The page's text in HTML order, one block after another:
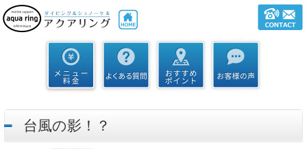
台風の影！？